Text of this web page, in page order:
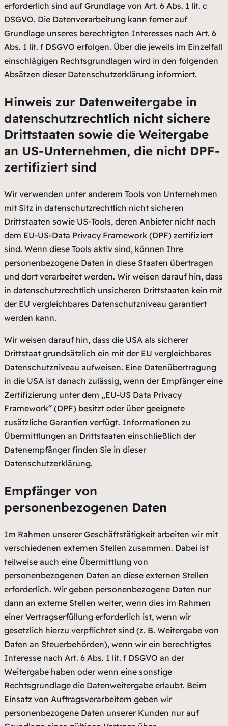
erforderlich sind auf Grundlage von Art. 6 Abs. 1 lit. c
DSGVO. Die Datenverarbeitung kann ferner auf
Grundlage unseres berechtigten Interesses nach Art. 6
Abs. 1 lit. f DSGVO erfolgen. Über die jeweils im Einzelfall
einschlägigen Rechtsgrundlagen wird in den folgenden
Absätzen dieser Datenschutzerklärung informiert.
Hinweis zur Datenweitergabe in
datenschutzrechtlich nicht sichere
Drittstaaten sowie die Weitergabe
an US-Unternehmen, die nicht DPF-
zertifiziert sind
Wir verwenden unter anderem Tools von Unternehmen
mit Sitz in datenschutzrechtlich nicht sicheren
Drittstaaten sowie US-Tools, deren Anbieter nicht nach
dem EU-US-Data Privacy Framework (DPF) zertifiziert
sind. Wenn diese Tools aktiv sind, können Ihre
personenbezogene Daten in diese Staaten übertragen
und dort verarbeitet werden. Wir weisen darauf hin, dass
in datenschutzrechtlich unsicheren Drittstaaten kein mit
der EU vergleichbares Datenschutzniveau garantiert
werden kann.
Wir weisen darauf hin, dass die USA als sicherer
Drittstaat grundsätzlich ein mit der EU vergleichbares
Datenschutzniveau aufweisen. Eine Datenübertragung
in die USA ist danach zulässig, wenn der Empfänger eine
Zertifizierung unter dem „EU-US Data Privacy
Framework“ (DPF) besitzt oder über geeignete
zusätzliche Garantien verfügt. Informationen zu
Übermittlungen an Drittstaaten einschließlich der
Datenempfänger finden Sie in dieser
Datenschutzerklärung.
Empfänger von
personenbezogenen Daten
Im Rahmen unserer Geschäftstätigkeit arbeiten wir mit
verschiedenen externen Stellen zusammen. Dabei ist
teilweise auch eine Übermittlung von
personenbezogenen Daten an diese externen Stellen
erforderlich. Wir geben personenbezogene Daten nur
dann an externe Stellen weiter, wenn dies im Rahmen
einer Vertragserfüllung erforderlich ist, wenn wir
gesetzlich hierzu verpflichtet sind (z. B. Weitergabe von
Daten an Steuerbehörden), wenn wir ein berechtigtes
Interesse nach Art. 6 Abs. 1 lit. f DSGVO an der
Weitergabe haben oder wenn eine sonstige
Rechtsgrundlage die Datenweitergabe erlaubt. Beim
Einsatz von Auftragsverarbeitern geben wir
personenbezogene Daten unserer Kunden nur auf